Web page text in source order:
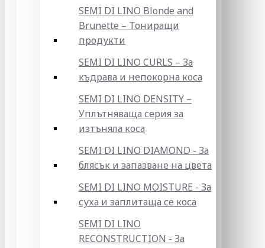
SEMI DI LINO Blonde and
Brunette – Тониращи
продукти
SEMI DI LINO CURLS – За
къдрава и непокорна коса
SEMI DI LINO DENSITY –
Уплътняваща серия за
изтъняла коса
SEMI DI LINO DIAMOND - За
блясък и запазване на цвета
SEMI DI LINO MOISTURE - За
суха и заплитаща се коса
SEMI DI LINO
RECONSTRUCTION - За